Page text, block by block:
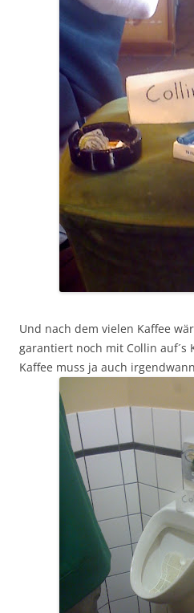
Und nach dem vielen Kaffee
garantiert noch mit Collin auf´s
Kaffee muss ja auch